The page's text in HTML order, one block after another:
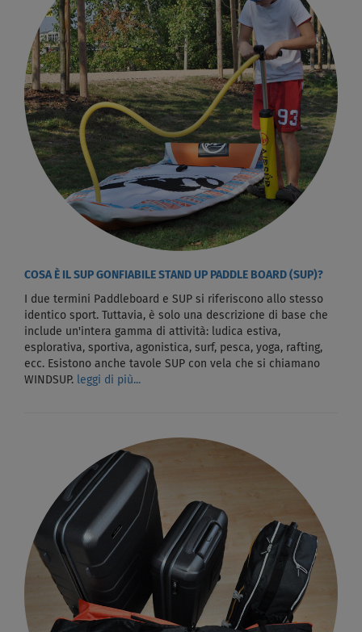
COSA È IL SUP GONFIABILE STAND UP PADDLE BOARD (SUP)?
I due termini Paddleboard e SUP si riferiscono allo stesso
identico sport. Tuttavia, è solo una descrizione di base che
include un'intera gamma di attività: ludica estiva,
esplorativa, sportiva, agonistica, surf, pesca, yoga, rafting,
ecc. Esistono anche tavole SUP con vela che si chiamano
WINDSUP. leggi di più...